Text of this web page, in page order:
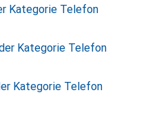
Kategorie Telefon
Kategorie Telefon
Kategorie Telefon